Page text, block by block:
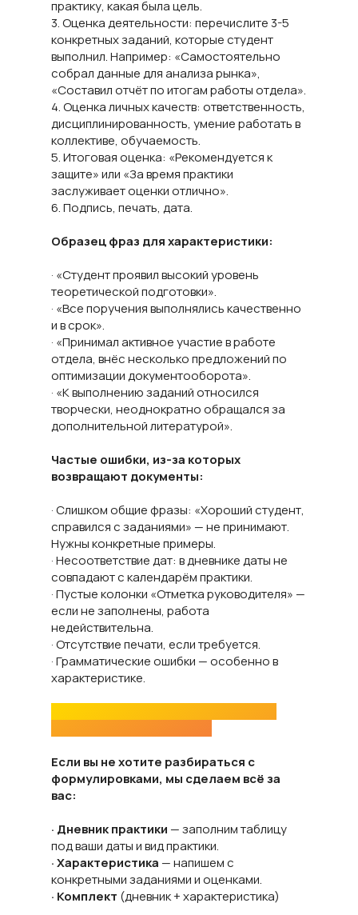
практику, какая была цель.
3. Оценка деятельности: перечислите 3-5
конкретных заданий, которые студент
выполнил. Например: «Самостоятельно
собрал данные для анализа рынка»,
«Составил отчёт по итогам работы отдела».
4. Оценка личных качеств: ответственность,
дисциплинированность, умение работать в
коллективе, обучаемость.
5. Итоговая оценка: «Рекомендуется к
защите» или «За время практики
заслуживает оценки отлично».
6. Подпись, печать, дата.
Образец фраз для характеристики:
· «Студент проявил высокий уровень
теоретической подготовки».
· «Все поручения выполнялись качественно
и в срок».
· «Принимал активное участие в работе
отдела, внёс несколько предложений по
оптимизации документооборота».
· «К выполнению заданий относился
творчески, неоднократно обращался за
дополнительной литературой».
Частые ошибки, из-за которых
возвращают документы:
· Слишком общие фразы: «Хороший студент,
справился с заданиями» — не принимают.
Нужны конкретные примеры.
· Несоответствие дат: в дневнике даты не
совпадают с календарём практики.
· Пустые колонки «Отметка руководителя» —
если не заполнены, работа
недействительна.
· Отсутствие печати, если требуется.
· Грамматические ошибки — особенно в
характеристике.
Если вы не хотите разбираться с
формулировками, мы сделаем всё за
вас:
· Дневник практики — заполним таблицу
под ваши даты и вид практики.
· Характеристика — напишем с
конкретными заданиями и оценками.
· Комплект (дневник + характеристика)